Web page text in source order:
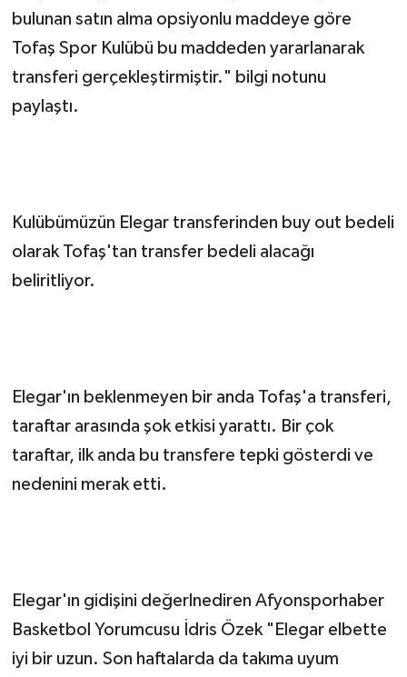
bulunan satın alma opsiyonlu maddeye göre
Tofaş Spor Kulübü bu maddeden yararlanarak
transferi gerçekleştirmiştir." bilgi notunu
paylaştı.
Kulübümüzün Elegar transferinden buy out bedeli
olarak Tofaş'tan transfer bedeli alacağı
beliritliyor.
Elegar'ın beklenmeyen bir anda Tofaş'a transferi,
taraftar arasında şok etkisi yarattı. Bir çok
taraftar, ilk anda bu transfere tepki gösterdi ve
nedenini merak etti.
Elegar'ın gidişini değerlnediren Afyonsporhaber
Basketbol Yorumcusu İdris Özek "Elegar elbette
iyi bir uzun. Son haftalarda da takıma uyum